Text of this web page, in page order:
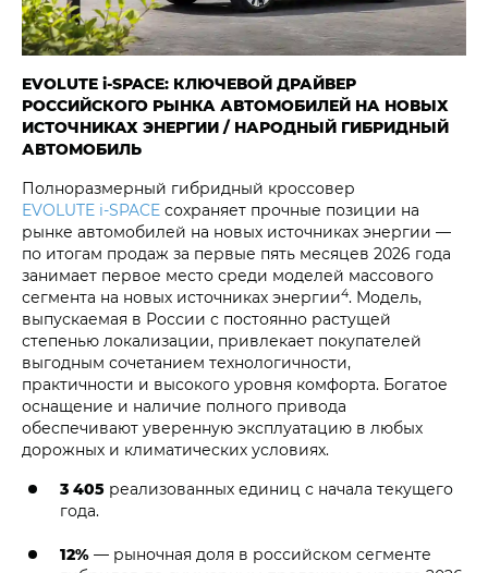
EVOLUTE i‑SPACE: КЛЮЧЕВОЙ ДРАЙВЕР
РОССИЙСКОГО РЫНКА АВТОМОБИЛЕЙ НА НОВЫХ
ИСТОЧНИКАХ ЭНЕРГИИ / НАРОДНЫЙ ГИБРИДНЫЙ
АВТОМОБИЛЬ
Полноразмерный гибридный кроссовер
EVOLUTE i‑SPACE сохраняет прочные позиции на
рынке автомобилей на новых источниках энергии —
по итогам продаж за первые пять месяцев 2026 года
занимает первое место среди моделей массового
сегмента на новых источниках энергии4. Модель,
выпускаемая в России с постоянно растущей
степенью локализации, привлекает покупателей
выгодным сочетанием технологичности,
практичности и высокого уровня комфорта. Богатое
оснащение и наличие полного привода
обеспечивают уверенную эксплуатацию в любых
дорожных и климатических условиях.
3 405 реализованных единиц с начала текущего
года.
12% — рыночная доля в российском сегменте